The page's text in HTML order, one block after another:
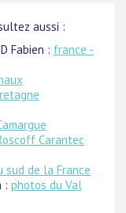
aussi :
Fabien : france -
Carantec
sud de la France
: photos du Val